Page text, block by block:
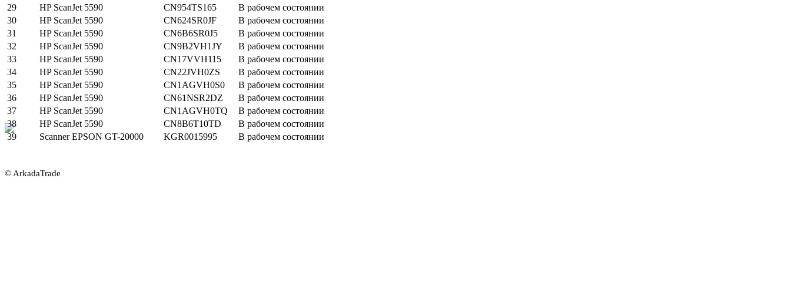
29
HP ScanJet 5590 CN954TS165
В рабочем состоянии
30
HP ScanJet 5590 CN624SR0JF
В рабочем состоянии
31
HP ScanJet 5590 CN6B6SR0J5
В рабочем состоянии
32
HP ScanJet 5590 CN9B2VH1JY
В рабочем состоянии
33
HP ScanJet 5590 CN17VVH115
В рабочем состоянии
34
HP ScanJet 5590 CN22JVH0ZS
В рабочем состоянии
35
HP ScanJet 5590 CN1AGVH0S0
В рабочем состоянии
36
HP ScanJet 5590 CN61NSR2DZ
В рабочем состоянии
37
HP ScanJet 5590 CN1AGVH0TQ
В рабочем состоянии
38
HP ScanJet 5590 CN8B6T10TD
В рабочем состоянии
39
Scanner EPSON GT-20000 KGR0015995 В рабочем состоянии
© ArkadaTrade